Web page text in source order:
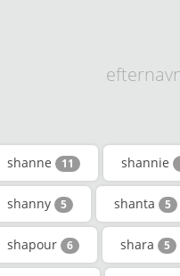
shanne 11 shannie
shanny 5 shanta 5
shapour 6 shara 5